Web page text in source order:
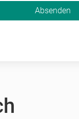
Absenden